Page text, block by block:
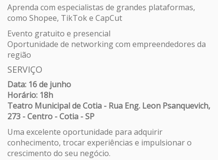
Aprenda com especialistas de grandes plataformas,
como Shopee, TikTok e CapCut
Evento gratuito e presencial
Oportunidade de networking com empreendedores da
região
SERVIÇO
Data: 16 de junho
Horário: 18h
Teatro Municipal de Cotia - Rua Eng. Leon Psanquevich,
273 - Centro - Cotia - SP
Uma excelente oportunidade para adquirir
conhecimento, trocar experiências e impulsionar o
crescimento do seu negócio.